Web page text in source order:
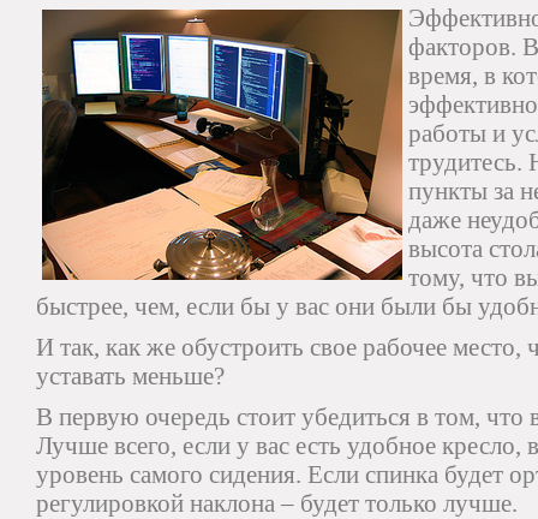
факторов.
время, в
работы и
трудитесь.
пункты за
даже
высота
тому, что
быстрее, чем, если бы у вас они были бы
И так, как же обустроить свое рабочее
уставать меньше?
В первую очередь стоит убедиться в том, что
Лучше всего, если у вас есть удобное кресло,
уровень самого сидения. Если спинка будет
регулировкой наклона – будет только лучше.